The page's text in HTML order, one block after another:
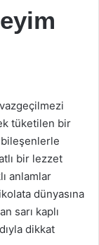
tüketilen bir
bir lezzet
anlamlar
dünyasına
sarı kaplı
dikkat